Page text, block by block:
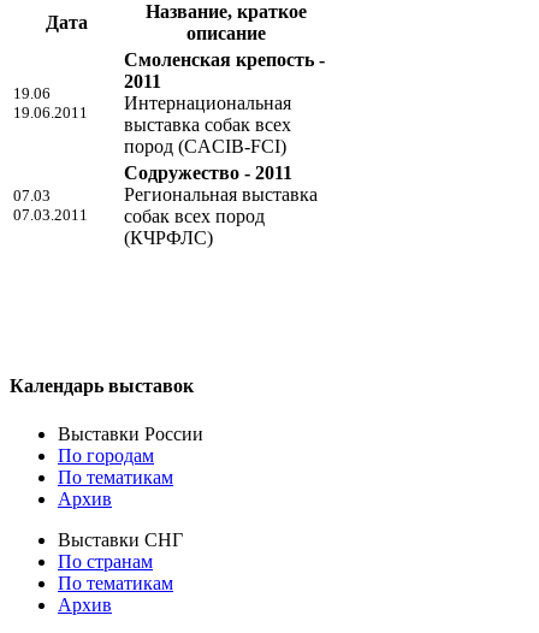
Дата
Название, краткое
описание
19.06
19.06.2011
Смоленская крепость -
2011
Интернациональная
выставка собак всех
пород (CACIB-FCI)
07.03
07.03.2011
Содружество - 2011
Региональная выставка
собак всех пород
(КЧРФЛС)
Календарь выставок
Выставки России
По городам
По тематикам
Архив
Выставки СНГ
По странам
По тематикам
Архив